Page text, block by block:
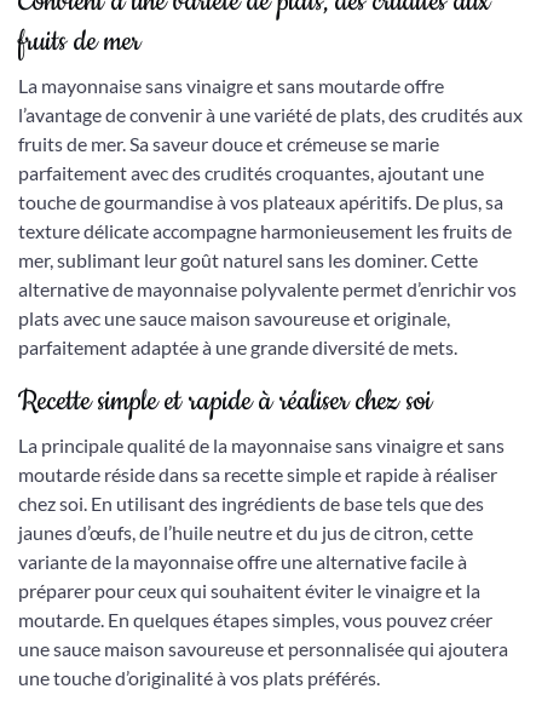
fruits de mer
La mayonnaise sans vinaigre et sans moutarde offre
l’avantage de convenir à une variété de plats, des crudités aux
fruits de mer. Sa saveur douce et crémeuse se marie
parfaitement avec des crudités croquantes, ajoutant une
touche de gourmandise à vos plateaux apéritifs. De plus, sa
texture délicate accompagne harmonieusement les fruits de
mer, sublimant leur goût naturel sans les dominer. Cette
alternative de mayonnaise polyvalente permet d’enrichir vos
plats avec une sauce maison savoureuse et originale,
parfaitement adaptée à une grande diversité de mets.
Recette simple et rapide à réaliser chez soi
La principale qualité de la mayonnaise sans vinaigre et sans
moutarde réside dans sa recette simple et rapide à réaliser
chez soi. En utilisant des ingrédients de base tels que des
jaunes d’œufs, de l’huile neutre et du jus de citron, cette
variante de la mayonnaise offre une alternative facile à
préparer pour ceux qui souhaitent éviter le vinaigre et la
moutarde. En quelques étapes simples, vous pouvez créer
une sauce maison savoureuse et personnalisée qui ajoutera
une touche d’originalité à vos plats préférés.